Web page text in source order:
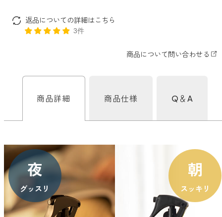
どこでも
リードディフューザー
睡眠用
イーミスト
どこでも
アロミック・フィット
どこでも
アロミック・エアープラス
ラベンダー
睡眠用
グッドスリープ
スリープブロック
ルーティンアロマ
ご利用ガイド
法人のお客様
採用情報
フランチャイズ募集
返品についての詳細はこちら
3件
商品詳細 商品仕様 Q＆A
夜
グッスリ
朝
スッキリ